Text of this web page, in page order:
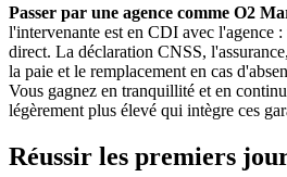
Passer par une agence comme O2
l'intervenante est en CDI avec l'agence
direct. La déclaration CNSS,
la paie et le remplacement en cas
Vous gagnez en tranquillité et en
légèrement plus élevé qui intègre ces
Réussir les premiers